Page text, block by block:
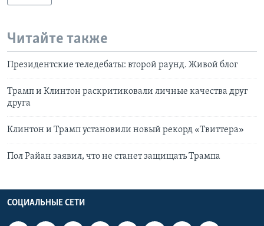
Читайте также
Президентские теледебаты: второй раунд. Живой блог
Трамп и Клинтон раскритиковали личные качества друг
друга
Клинтон и Трамп установили новый рекорд «Твиттера»
Пол Райан заявил, что не станет защищать Трампа
СОЦИАЛЬНЫЕ СЕТИ